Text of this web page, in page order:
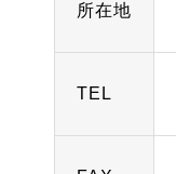
所在地
TEL